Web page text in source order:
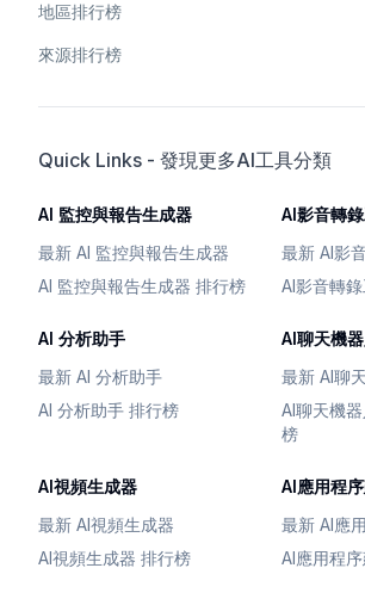
地區排行榜
來源排行榜
Quick Links - 發現更多AI工具分類
AI 監控與報告生成器
最新 AI 監控與報告生成器
AI 監控與報告生成器 排行榜
AI影音轉
最新 AI影
AI影音轉
AI 分析助手
最新 AI 分析助手
AI 分析助手 排行榜
AI聊天機
最新 AI聊
AI聊天機
榜
AI視頻生成器
最新 AI視頻生成器
AI視頻生成器 排行榜
AI應用程
最新 AI應
AI應用程